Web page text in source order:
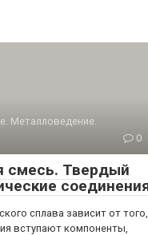
Металловедение.
0
смесь. Твердый
сплава зависит от
вступают компоненты,